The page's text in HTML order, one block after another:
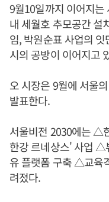
9월10일까지 이어지는
내 세월호 추모공간 설
임, 박원순표 사업의
시의 공방이 이어지고
오 시장은 9월에 서울
발표한다.
서울비전 2030에는 △
한강 르네상스' 사업 △
유 플랫폼 구축 △교육
려졌다.